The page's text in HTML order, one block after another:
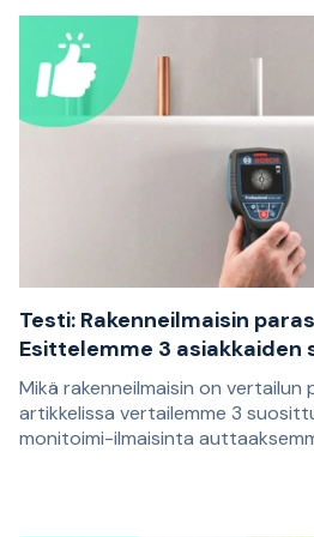
Testi: Rakenneilmaisin
Esittelemme 3 asiakkaiden
Mikä rakenneilmaisin on vertailun
artikkelissa vertailemme 3
monitoimi-ilmaisinta